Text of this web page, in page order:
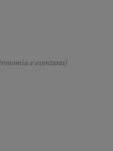
e aventuras)